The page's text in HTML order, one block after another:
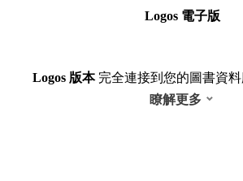
Logos 電子版
Logos 版本完全連接到您的圖書資料
瞭解更多